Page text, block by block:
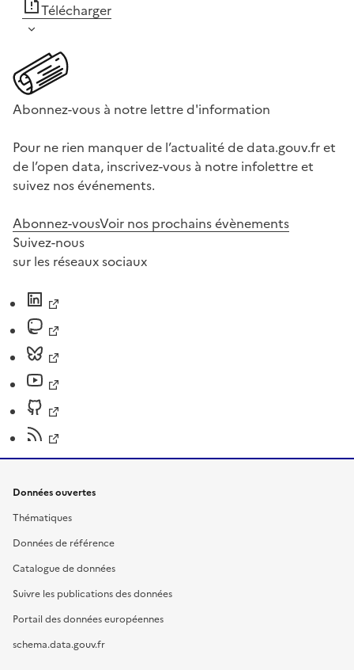
Télécharger
Abonnez-vous à notre lettre d'information
Pour ne rien manquer de l’actualité de data.gouv.fr et
de l’open data, inscrivez-vous à notre infolettre et
suivez nos événements.
Abonnez-vousVoir nos prochains évènements
Suivez-nous
sur les réseaux sociaux
Données ouvertes
Thématiques
Données de référence
Catalogue de données
Suivre les publications des données
Portail des données européennes
schema.data.gouv.fr